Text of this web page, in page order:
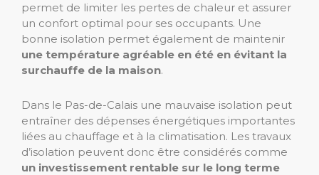
permet de limiter les pertes de chaleur et assurer
un confort optimal pour ses occupants. Une
bonne isolation permet également de maintenir
une température agréable en été en évitant la
surchauffe de la maison.
Dans le Pas-de-Calais une mauvaise isolation peut
entraîner des dépenses énergétiques importantes
liées au chauffage et à la climatisation. Les travaux
d’isolation peuvent donc être considérés comme
un investissement rentable sur le long terme